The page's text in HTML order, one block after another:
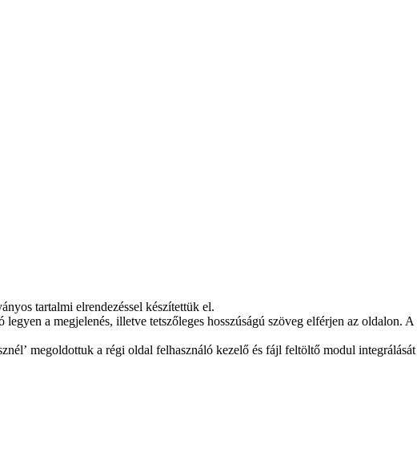
tartalmi elrendezéssel készítettük el.
a megjelenés, illetve tetszőleges hosszúságú szöveg elférjen az oldalon.
megoldottuk a régi oldal felhasználó kezelő és fájl feltöltő modul